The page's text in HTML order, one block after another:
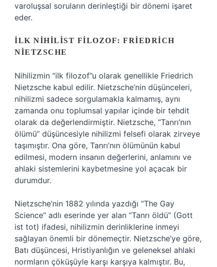
varoluşsal soruların derinleştiği bir dönemi işaret
eder.
İLK NIHILIST FILOZOF: FRIEDRICH
NIETZSCHE
Nihilizmin “ilk filozof”u olarak genellikle Friedrich
Nietzsche kabul edilir. Nietzsche’nin düşünceleri,
nihilizmi sadece sorgulamakla kalmamış, aynı
zamanda onu toplumsal yapılar içinde bir tehdit
olarak da değerlendirmiştir. Nietzsche, “Tanrı’nın
ölümü” düşüncesiyle nihilizmi felsefi olarak zirveye
taşımıştır. Ona göre, Tanrı’nın ölümünün kabul
edilmesi, modern insanın değerlerini, anlamını ve
ahlaki sistemlerini kaybetmesine yol açacak bir
durumdur.
Nietzsche’nin 1882 yılında yazdığı “The Gay
Science” adlı eserinde yer alan “Tanrı öldü” (Gott
ist tot) ifadesi, nihilizmin derinliklerine inmeyi
sağlayan önemli bir dönemeçtir. Nietzsche’ye göre,
Batı düşüncesi, Hristiyanlığın ve geleneksel ahlaki
normların çöküşüyle karşı karşıya kalmıştır. Bu,